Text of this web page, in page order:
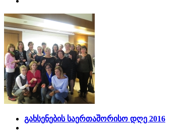
გახსენების საერთაშორისო დღე 2016